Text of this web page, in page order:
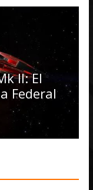
Elite